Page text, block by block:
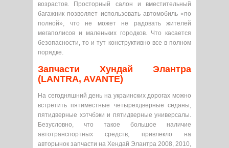
возрастов. Просторный салон и вместительный
багажник позволяет использовать автомобиль «по
полной», что не может не радовать жителей
мегаполисов и маленьких городков. Что касается
безопасности, то и тут конструктивно все в полном
порядке.
Запчасти Хундай Элантра
(LANTRA, AVANTE)
На сегодняшний день на украинских дорогах можно
встретить пятиместные четырехдверные седаны,
пятидверные хэтчбэки и пятидверные универсалы.
Безусловно, что такое большое наличие
автотранспортных средств, привлекло на
авторынок запчасти на Хендай Элантра 2008, 2010,